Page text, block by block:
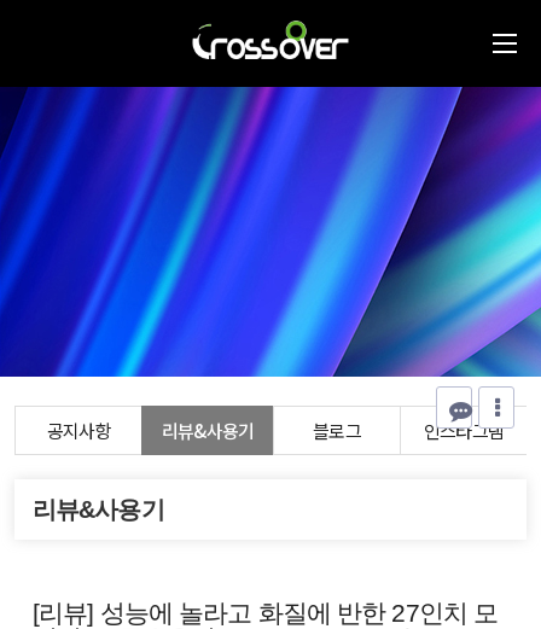
공지사항 리뷰&사용기 블로그 인스타그램
리뷰&사용기
[리뷰] 성능에 놀라고 화질에 반한 27인치 모